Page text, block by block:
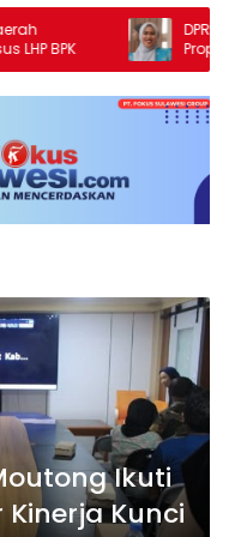
DPRD Parigi
Propemperda
Prioritas
Ikuti
Kunci